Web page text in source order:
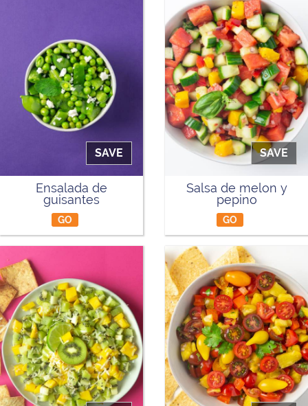
SAVE
Ensalada de
guisantes
GO
SAVE
Salsa de melon y
pepino
GO